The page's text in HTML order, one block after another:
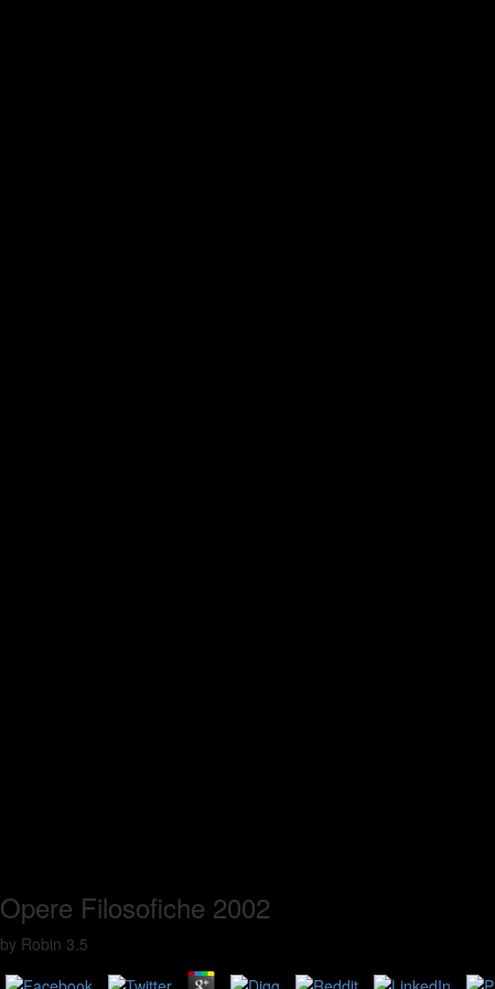
Opere Filosofiche 2002
by Robin 3.5